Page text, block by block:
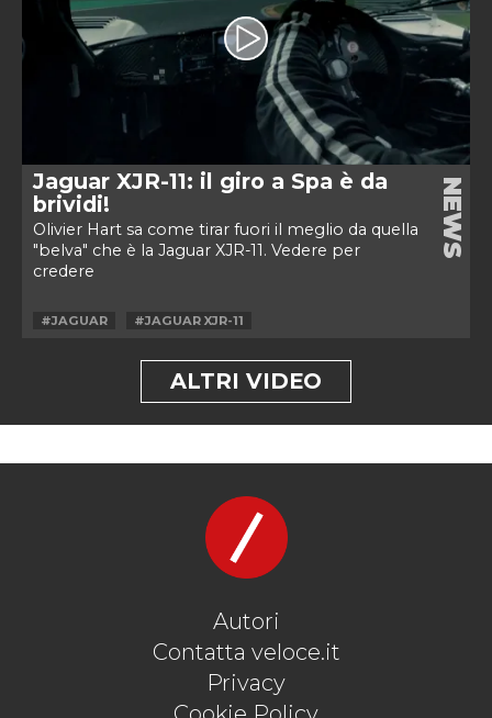
Jaguar XJR-11: il giro a Spa è da
brividi!
Olivier Hart sa come tirar fuori il meglio da quella
"belva" che è la Jaguar XJR-11. Vedere per
credere
NEWS
#JAGUAR #JAGUAR XJR-11
ALTRI VIDEO
Autori
Contatta veloce.it
Privacy